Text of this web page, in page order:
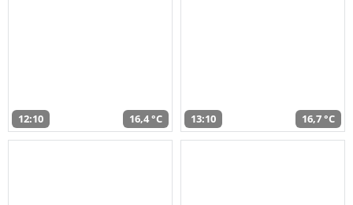
12:10 16,4 °C 13:10 16,7 °C